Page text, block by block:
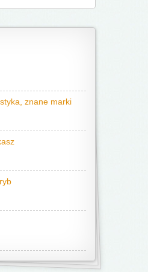
znane marki